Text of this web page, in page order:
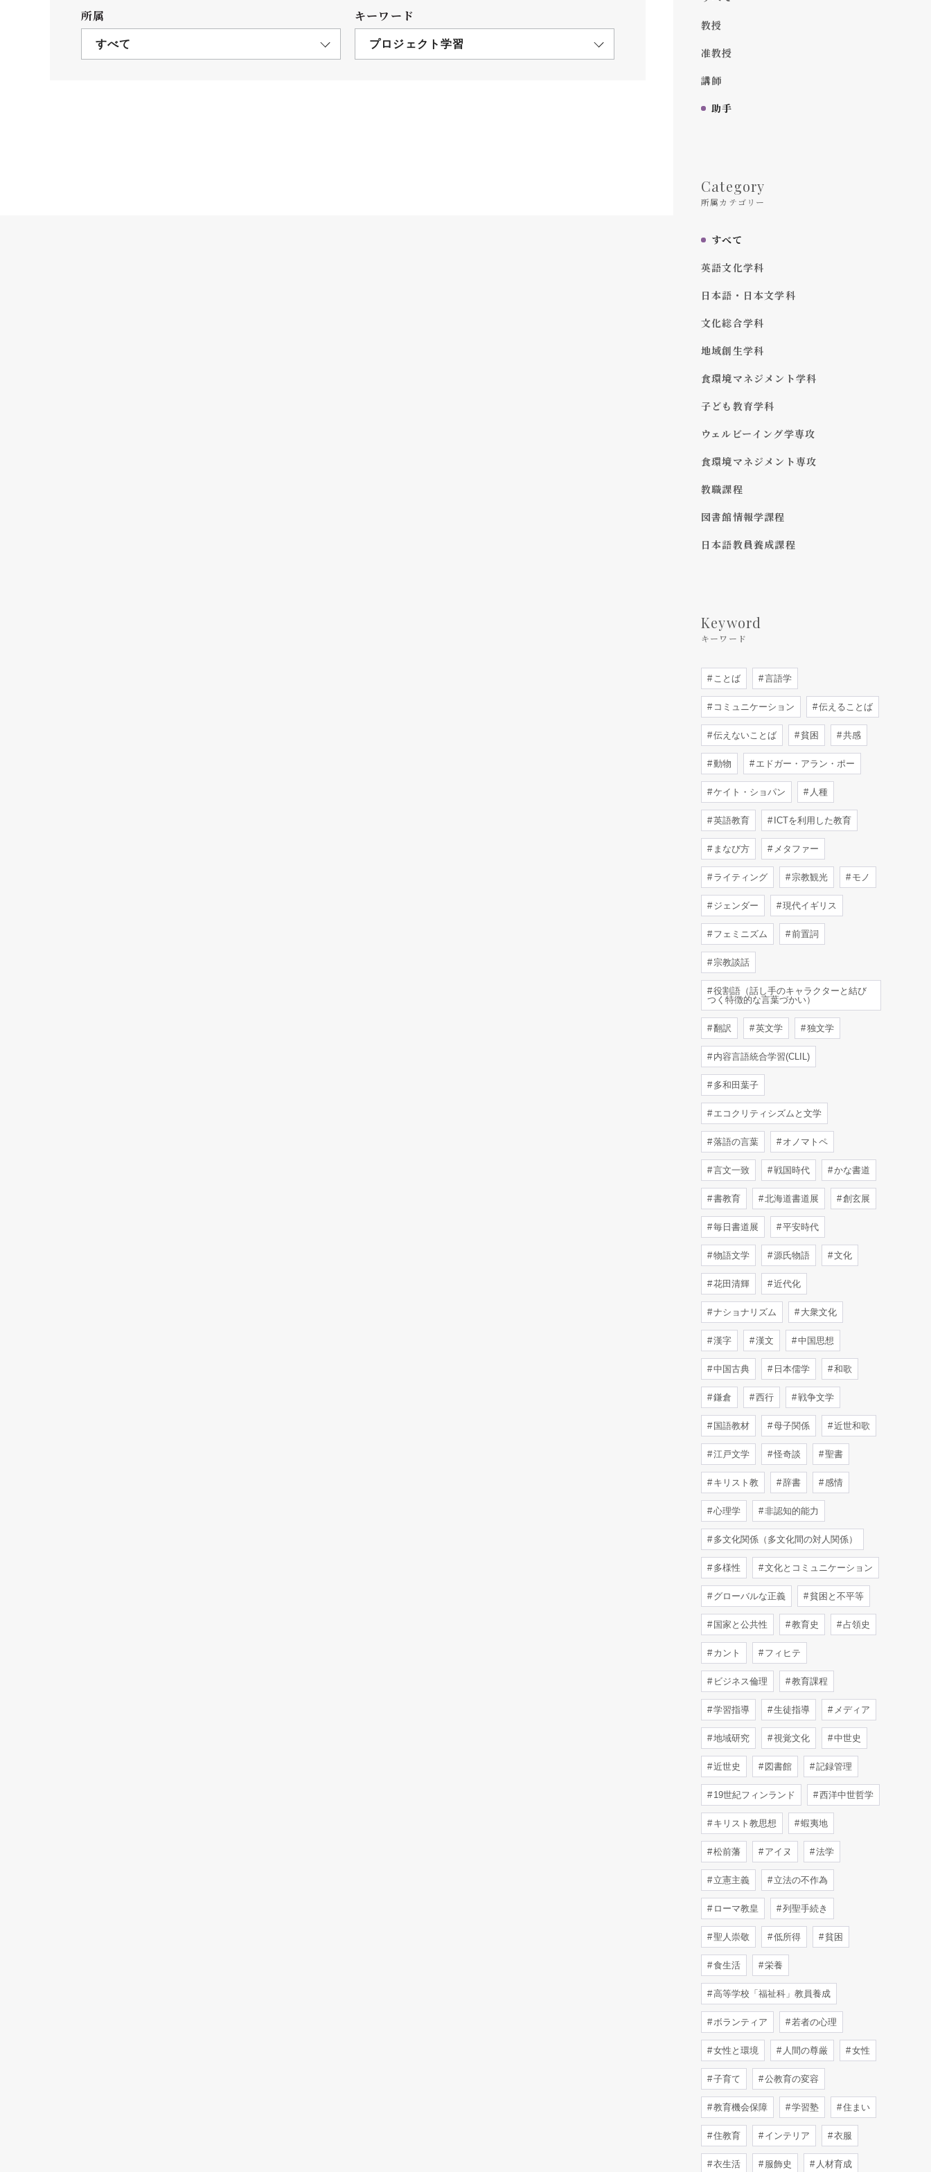
３Dパノラマビュー
所属
すべて
キーワード
プロジェクト学習
教授
准教授
講師
助手
Category
所属カテゴリー
すべて
英語文化学科
日本語・日本文学科
文化総合学科
地域創生学科
食環境マネジメント学科
子ども教育学科
ウェルビーイング学専攻
食環境マネジメント専攻
教職課程
図書館情報学課程
日本語教員養成課程
Keyword
キーワード
ことば 言語学
コミュニケーション 伝えることば
伝えないことば 貧困 共感
動物 エドガー・アラン・ポー
ケイト・ショパン 人種
英語教育 ICTを利用した教育
まなび方 メタファー
ライティング 宗教観光 モノ
ジェンダー 現代イギリス
フェミニズム 前置詞
宗教談話
役割語（話し手のキャラクターと結び
つく特徴的な言葉づかい）
翻訳 英文学 独文学
内容言語統合学習(CLIL)
多和田葉子
エコクリティシズムと文学
落語の言葉 オノマトペ
言文一致 戦国時代 かな書道
書教育 北海道書道展 創玄展
毎日書道展 平安時代
物語文学 源氏物語 文化
花田清輝 近代化
ナショナリズム 大衆文化
漢字 漢文 中国思想
中国古典 日本儒学 和歌
鎌倉 西行 戦争文学
国語教材 母子関係 近世和歌
江戸文学 怪奇談 聖書
キリスト教 辞書 感情
心理学 非認知的能力
多文化関係（多文化間の対人関係）
多様性 文化とコミュニケーション
グローバルな正義 貧困と不平等
国家と公共性 教育史 占領史
カント フィヒテ
ビジネス倫理 教育課程
学習指導 生徒指導 メディア
地域研究 視覚文化 中世史
近世史 図書館 記録管理
19世紀フィンランド 西洋中世哲学
キリスト教思想 蝦夷地
松前藩 アイヌ 法学
立憲主義 立法の不作為
ローマ教皇 列聖手続き
聖人崇敬 低所得 貧困
食生活 栄養
高等学校「福祉科」教員養成
ボランティア 若者の心理
女性と環境 人間の尊厳 女性
子育て 公教育の変容
教育機会保障 学習塾 住まい
住教育 インテリア 衣服
衣生活 服飾史 人材育成